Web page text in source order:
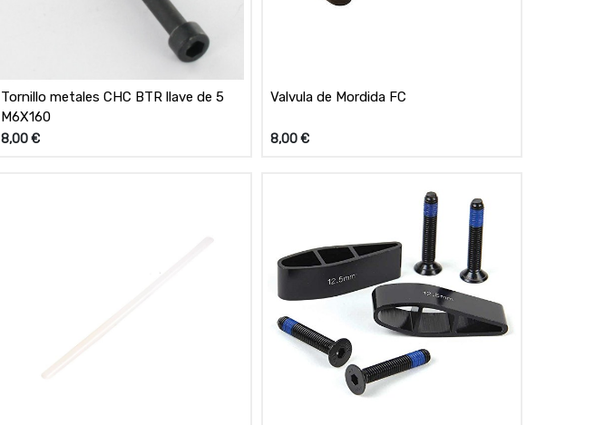
Tornillo metales CHC BTR llave de 5
M6X160
8,00€
Valvula de Mordida FC
8,00€